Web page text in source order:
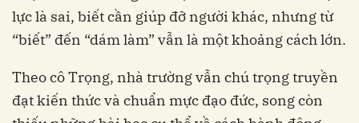
lực là sai, biết cần giúp đỡ người khác, nhưng từ
“biết” đến “dám làm” vẫn là một khoảng cách lớn.
Theo cô Trọng, nhà trường vẫn chú trọng truyền
đạt kiến thức và chuẩn mực đạo đức, song còn